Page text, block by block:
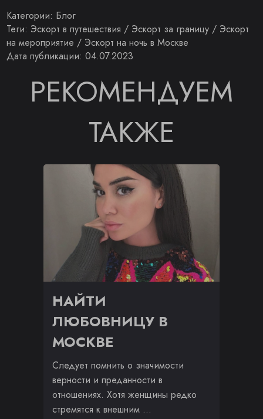
Категории: Блог
Теги: Эскорт в путешествия / Эскорт за границу / Эскорт
на мероприятие / Эскорт на ночь в Москве
Дата публикации: 04.07.2023
РЕКОМЕНДУЕМ
ТАКЖЕ
НАЙТИ
ЛЮБОВНИЦУ В
МОСКВЕ
Следует помнить о значимости
верности и преданности в
отношениях. Хотя женщины редко
стремятся к внешним …